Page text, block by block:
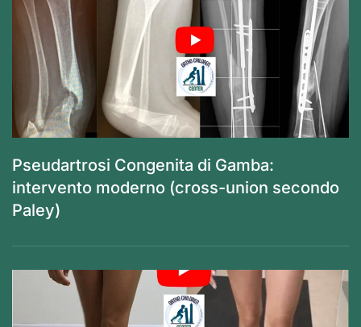
Pseudartrosi Congenita di Gamba:
intervento moderno (cross-union secondo
Paley)